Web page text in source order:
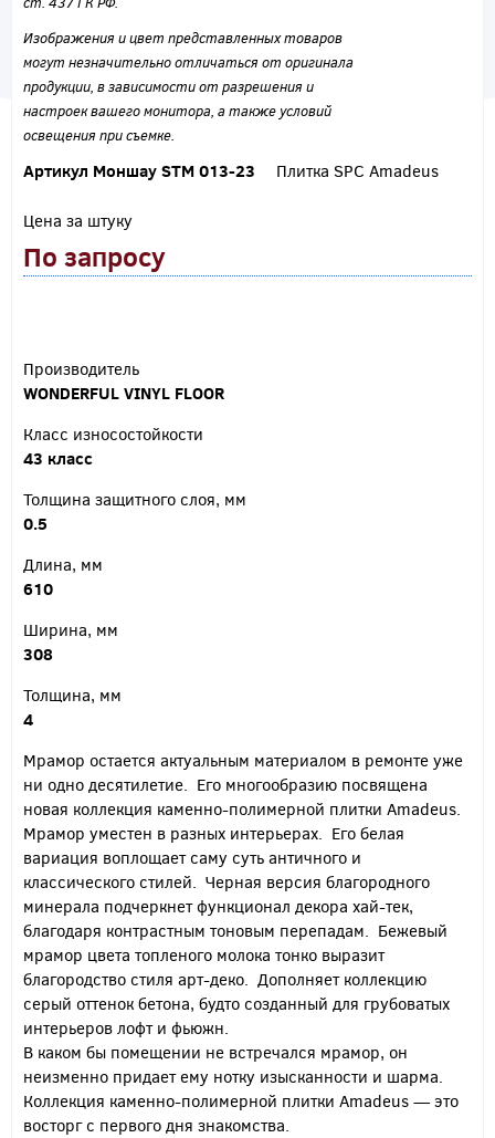
Изображения и цвет представленных товаров
могут незначительно отличаться от оригинала
продукции, в зависимости от разрешения и
настроек вашего монитора, а также условий
освещения при съемке.
Артикул Моншау STM 013-23 Плитка SPC Amadeus
Цена за штуку
По запросу
Производитель
WONDERFUL VINYL FLOOR
Класс износостойкости
43 класс
Толщина защитного слоя, мм
0.5
Длина, мм
610
Ширина, мм
308
Толщина, мм
4
Мрамор остается актуальным материалом в ремонте уже
ни одно десятилетие. Его многообразию посвящена
новая коллекция каменно-полимерной плитки Amadeus.
Мрамор уместен в разных интерьерах. Его белая
вариация воплощает саму суть античного и
классического стилей. Черная версия благородного
минерала подчеркнет функционал декора хай-тек,
благодаря контрастным тоновым перепадам. Бежевый
мрамор цвета топленого молока тонко выразит
благородство стиля арт-деко. Дополняет коллекцию
серый оттенок бетона, будто созданный для грубоватых
интерьеров лофт и фьюжн.
В каком бы помещении не встречался мрамор, он
неизменно придает ему нотку изысканности и шарма.
Коллекция каменно-полимерной плитки Amadeus — это
восторг с первого дня знакомства.